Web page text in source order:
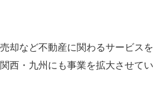
却など不動産に関わるサービスを
西・九州にも事業を拡大させてい